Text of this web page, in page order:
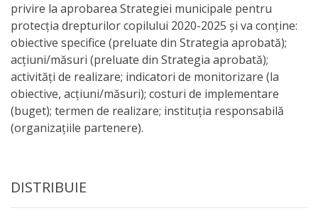
Invitații
de
participare
Planuri
de
Anticorupție
privire la aprobarea Strategiei municipale pentru
protecția drepturilor copilului 2020-2025 și va conține:
obiective specifice (preluate din Strategia aprobată);
acțiuni/măsuri (preluate din Strategia aprobată);
activități de realizare; indicatori de monitorizare (la
obiective, acțiuni/măsuri); costuri de implementare
(buget); termen de realizare; instituția responsabilă
(organizațiile partenere).
DISTRIBUIE